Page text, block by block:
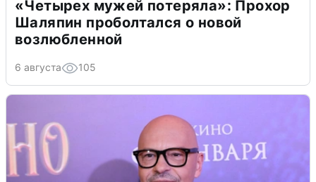
«Четырех мужей потеряла»: Прохор
Шаляпин проболтался о новой
возлюбленной
6 августа 105